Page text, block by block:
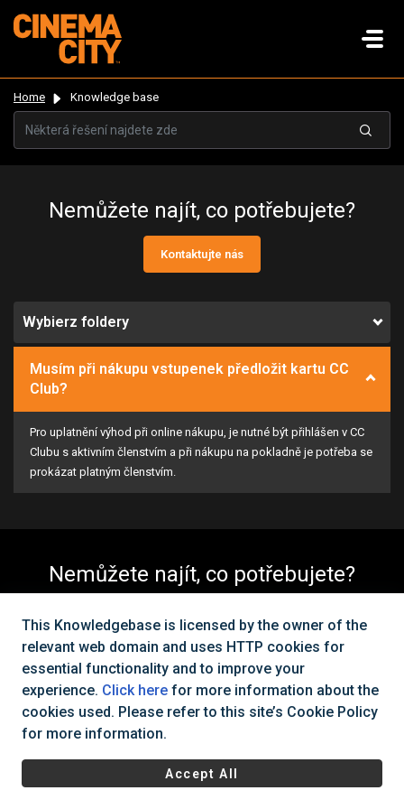
Home Knowledge base
Nemůžete najít, co potřebujete?
Kontaktujte nás
Wybierz foldery
Musím při nákupu vstupenek předložit kartu CC
Club?
Pro uplatnění výhod při online nákupu, je nutné být přihlášen v CC
Clubu s aktivním členstvím a při nákupu na pokladně je potřeba se
prokázat platným členstvím.
Nemůžete najít, co potřebujete?
Kontaktujte nás
Všechna práva vyhrazena Cinema City Česká republika2026©
|
Ochrana osobních údajů a
This Knowledgebase is licensed by the owner of the
relevant web domain and uses HTTP cookies for
essential functionality and to improve your
experience. Click here for more information about the
cookies used. Please refer to this site’s Cookie Policy
for more information.
Accept All